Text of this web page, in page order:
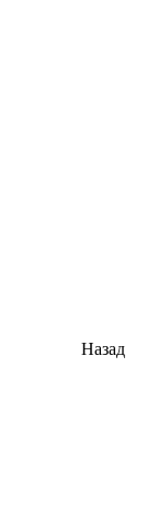
Назад